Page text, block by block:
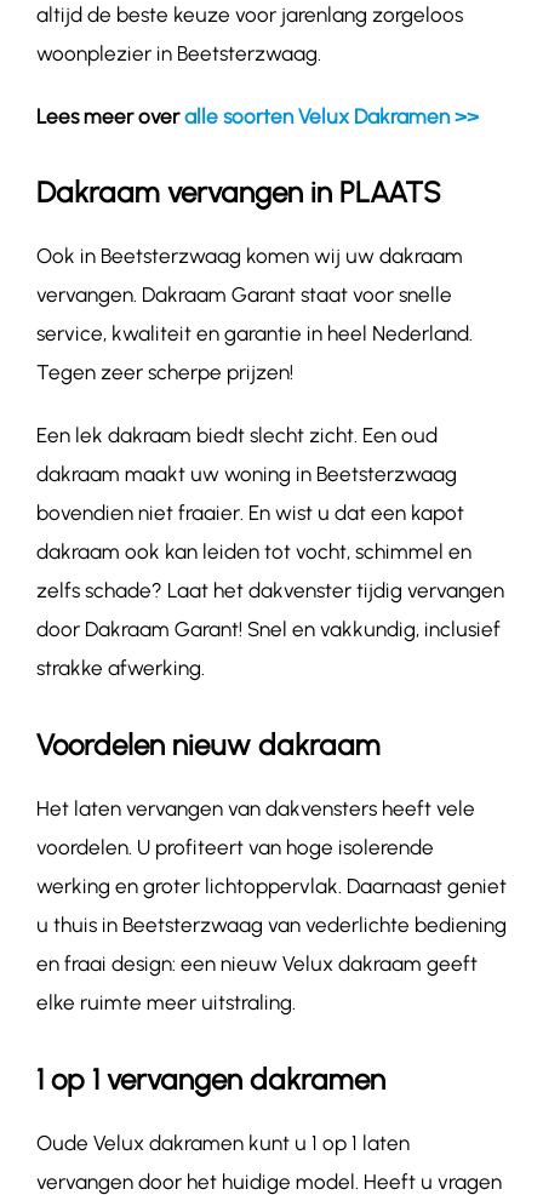
altijd de beste keuze voor jarenlang zorgeloos
woonplezier in Beetsterzwaag.
Lees meer overalle soorten Velux Dakramen >>
Dakraam vervangen in PLAATS
Ook in Beetsterzwaag komen wij uw dakraam
vervangen. Dakraam Garant staat voor snelle
service, kwaliteit en garantie in heel Nederland.
Tegen zeer scherpe prijzen!
Een lek dakraam biedt slecht zicht. Een oud
dakraam maakt uw woning in Beetsterzwaag
bovendien niet fraaier. En wist u dat een kapot
dakraam ook kan leiden tot vocht, schimmel en
zelfs schade? Laat het dakvenster tijdig vervangen
door Dakraam Garant! Snel en vakkundig, inclusief
strakke afwerking.
Voordelen nieuw dakraam
Het laten vervangen van dakvensters heeft vele
voordelen. U profiteert van hoge isolerende
werking en groter lichtoppervlak. Daarnaast geniet
u thuis in Beetsterzwaag van vederlichte bediening
en fraai design: een nieuw Velux dakraam geeft
elke ruimte meer uitstraling.
1 op 1 vervangen dakramen
Oude Velux dakramen kunt u 1 op 1 laten
vervangen door het huidige model. Heeft u vragen